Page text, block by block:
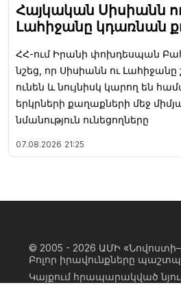
Հայկական Սիսիանն
Լահիջանը կդառնան
ՀՀ-ում Իրանի փոխդեսպան
նշեց, որ Սիսիանն ու Լահիջանը
ունեն և նույնիսկ կարող են
երկրների քաղաքների մեջ
նմանություն ունեցողները
07.08.2026 21:25
© 2005 - 2026 ԱՄԻ
Բոլոր իրավունքները
Կայքում հրապարակված